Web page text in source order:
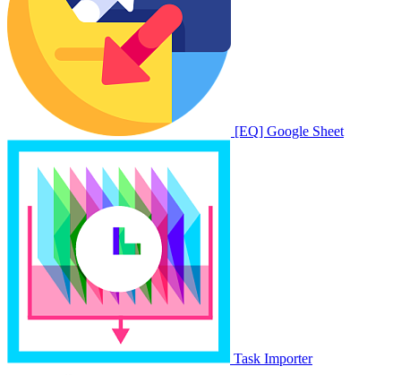
[EQ] Google Sheet
Task Importer